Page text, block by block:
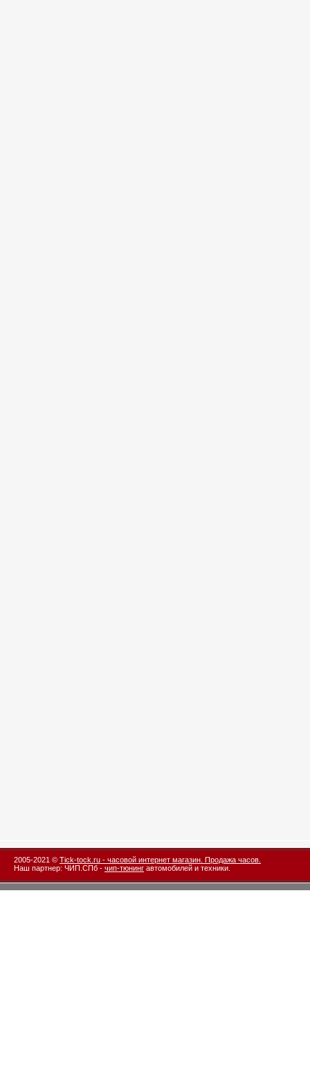
2005-2021 © Tick-tock.ru - часовой интернет магазин. Продажа часов.
Наш партнер: ЧИП.СПб - чип-тюнинг автомобилей и техники.